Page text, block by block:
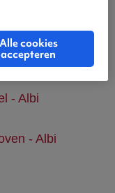
- Albi
- Albi
Alle cookies
accepteren